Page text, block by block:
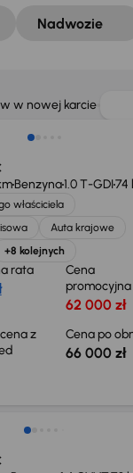
Nadwozie
w nowej karcie
zł
Benzyna1.0 T-GDI74
właściciela
Auta krajowe
+8 kolejnych
rata
Cena
promocyjna
62 000 zł
z
Cena po
66 000 zł